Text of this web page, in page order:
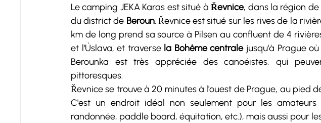
Le camping JEKA Karas est situé à Řevnice, dans la région
du district de Beroun. Řevnice est situé sur les rives de la
km de long prend sa source à Pilsen au confluent de 4
et l'Úslava, et traverse la Bohême centrale jusqu'à Prague
Berounka est très appréciée des canoéistes, qui
pittoresques.
Řevnice se trouve à 20 minutes à l'ouest de Prague, au pied
C'est un endroit idéal non seulement pour les
randonnée, paddle board, équitation, etc.), mais aussi pour